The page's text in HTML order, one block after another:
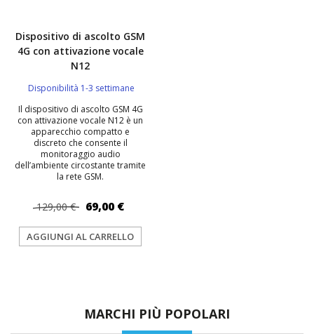
Dispositivo di ascolto GSM
4G con attivazione vocale
N12
Disponibilità 1-3 settimane
Il dispositivo di ascolto GSM 4G
con attivazione vocale N12 è un
apparecchio compatto e
discreto che consente il
monitoraggio audio
dell’ambiente circostante tramite
la rete GSM.
129,00 € 69,00 €
AGGIUNGI AL CARRELLO
MARCHI PIÙ POPOLARI